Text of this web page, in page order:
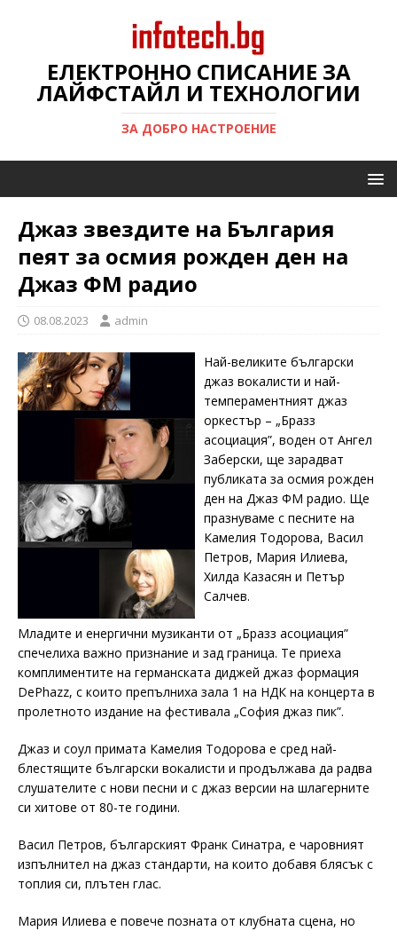
ЕЛЕКТРОННО СПИСАНИЕ ЗА
ЛАЙФСТАЙЛ И ТЕХНОЛОГИИ
ЗА ДОБРО НАСТРОЕНИЕ
Джаз звездите на България
пеят за осмия рожден ден на
Джаз ФМ радио
08.08.2023 admin
Най-великите български
джаз вокалисти и най-
темпераментният джаз
оркестър – „Бразз
асоциация”, воден от Ангел
Заберски, ще зарадват
публиката за осмия рожден
ден на Джаз ФМ радио. Ще
празнуваме с песните на
Камелия Тодорова, Васил
Петров, Мария Илиева,
Хилда Казасян и Петър
Салчев.
Младите и енергични музиканти от „Бразз асоциация”
спечелиха важно признание и зад граница. Те приеха
комплиментите на германската диджей джаз формация
DePhazz, с които препълниха зала 1 на НДК на концерта в
пролетното издание на фестивала „София джаз пик”.
Джаз и соул примата Камелия Тодорова е сред най-
блестящите български вокалисти и продължава да радва
слушателите с нови песни и с джаз версии на шлагерните
си хитове от 80-те години.
Васил Петров, българският Франк Синатра, е чаровният
изпълнител на джаз стандарти, на които добавя блясък с
топлия си, плътен глас.
Мария Илиева е повече позната от клубната сцена, но